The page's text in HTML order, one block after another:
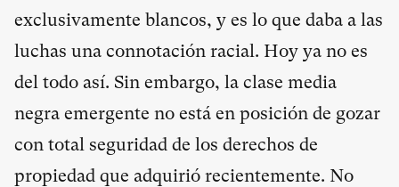
exclusivamente blancos, y es lo que daba a las
luchas una connotación racial. Hoy ya no es
del todo así. Sin embargo, la clase media
negra emergente no está en posición de gozar
con total seguridad de los derechos de
propiedad que adquirió recientemente. No